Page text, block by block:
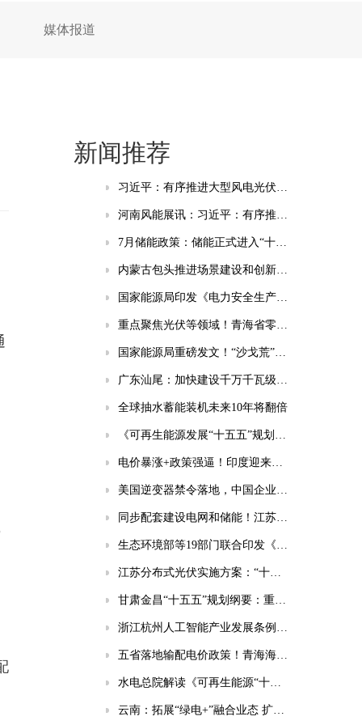
媒体报道
新闻推荐
习近平：有序推进大型风电光伏基地和电力外送通道规划建设，加快重点行业清洁能源替代
河南风能展讯：习近平：有序推进大型风电光伏基地和电力外送通道规划建设，加快重点行业清洁能源替代
7月储能政策：储能正式进入“十五五”时间 虚拟电厂与绿电直连成热点
内蒙古包头推进场景建设和创新应用：谋划新型储能、智能电网等相关场景
国家能源局印发《电力安全生产“十五五”行动计划》的通知
重点聚焦光伏等领域！青海省零碳工厂培育建设实施方案(试行)发布
国家能源局重磅发文！“沙戈荒”新能源基地、海上风电纳入“十五五”安全重点管控工程
广东汕尾：加快建设千万千瓦级海上风电基地！
全球抽水蓄能装机未来10年将翻倍
《可再生能源发展“十五五”规划》为五类企业带来新机遇！
电价暴涨+政策强逼！印度迎来千亿级储能市场风口
美国逆变器禁令落地，中国企业将面临哪些挑战？
同步配套建设电网和储能！江苏印发分布式光伏发展实施方案（2026-2030年）
生态环境部等19部门联合印发《国家应对气候变化“十五五”规划》
江苏分布式光伏实施方案：“十五五”新增56GW、新建厂房100%安装
甘肃金昌“十五五”规划纲要：重点实施10GWh共享储能电站等项目
浙江杭州人工智能产业发展条例：强化电源/电网/负荷/储能协同，推动城市供电可靠性符合算力设施标准
五省落地输配电价政策！青海海南福建明确独立储能放电退减输配电费！
水电总院解读《可再生能源“十五五”规划》（风电篇）
云南：拓展“绿电+”融合业态 扩大绿电直连规模